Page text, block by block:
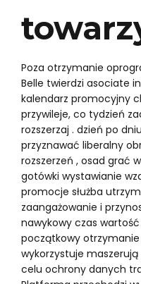
Poza otrzymanie
Belle twierdzi asociate
kalendarz promocyjny
przywileje, co tydzień
rozszerzaj . dzień po
przyznawać liberalny
rozszerzeń , osad grać
gotówki wystawianie
promocje służba
zaangażowanie i
nawykowy czas
początkowy otrzymanie
wykorzystuje
celu ochrony danych